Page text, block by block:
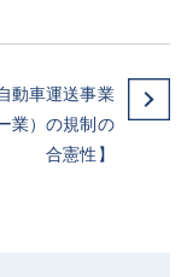
動車運送事業
業）の規制の
合憲性】